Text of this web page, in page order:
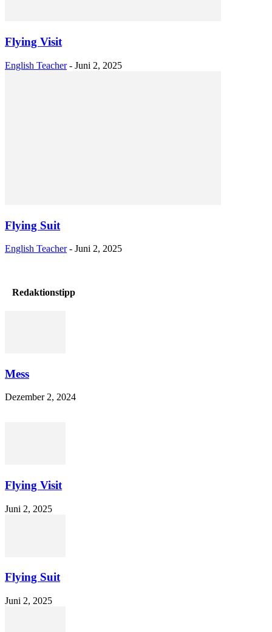
Flying Visit
English Teacher - Juni 2, 2025
Flying Suit
English Teacher - Juni 2, 2025
Redaktionstipp
Mess
Dezember 2, 2024
Flying Visit
Juni 2, 2025
Flying Suit
Juni 2, 2025